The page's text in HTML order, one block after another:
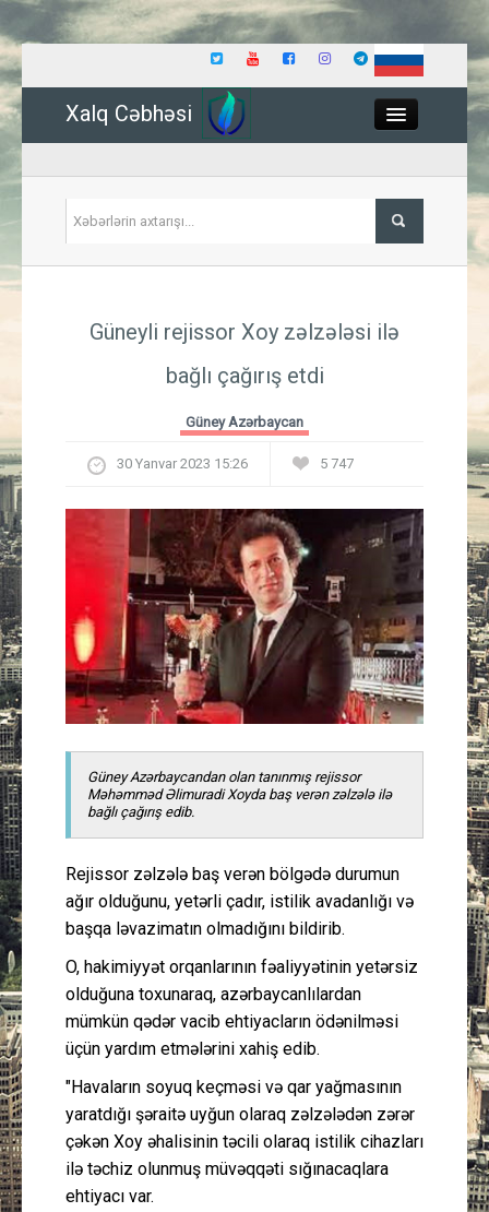
Xalq Cəbhəsi
İqtisadiyyat
Güney Azərbaycan
Mədəniyyət
Müsahibə
İdman
Gündəm
Peşə etikası
Əlaqə
Güneyli rejissor Xoy zəlzələsi ilə
bağlı çağırış etdi
Güney Azərbaycan
30 Yanvar 2023 15:26 5 747
Güney Azərbaycandan olan tanınmış rejissor
Məhəmməd Əlimuradi Xoyda baş verən zəlzələ ilə
bağlı çağırış edib.
Rejissor zəlzələ baş verən bölgədə durumun
ağır olduğunu, yetərli çadır, istilik avadanlığı və
başqa ləvazimatın olmadığını bildirib.
O, hakimiyyət orqanlarının fəaliyyətinin yetərsiz
olduğuna toxunaraq, azərbaycanlılardan
mümkün qədər vacib ehtiyacların ödənilməsi
üçün yardım etmələrini xahiş edib.
"Havaların soyuq keçməsi və qar yağmasının
yaratdığı şəraitə uyğun olaraq zəlzələdən zərər
çəkən Xoy əhalisinin təcili olaraq istilik cihazları
ilə təchiz olunmuş müvəqqəti sığınacaqlara
ehtiyacı var.